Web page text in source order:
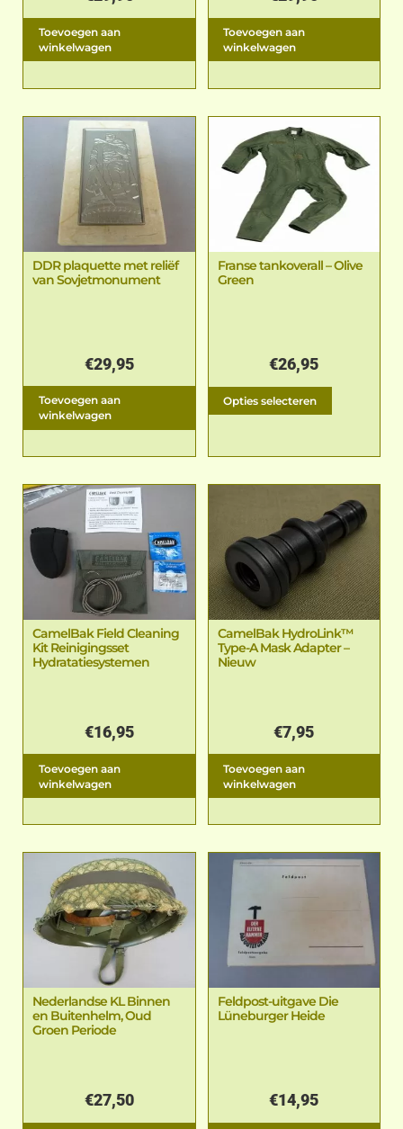
Toevoegen aan
winkelwagen
Toevoegen aan
winkelwagen
DDR plaquette met reliëf
van Sovjetmonument
€29,95
Toevoegen aan
winkelwagen
Franse tankoverall – Olive
Green
€26,95
Opties selecteren
CamelBak Field Cleaning
Kit Reinigingsset
Hydratatiesystemen
€16,95
Toevoegen aan
winkelwagen
CamelBak HydroLink™
Type-A Mask Adapter –
Nieuw
€7,95
Toevoegen aan
winkelwagen
Nederlandse KL Binnen
en Buitenhelm, Oud
Groen Periode
€27,50
Feldpost-uitgave Die
Lüneburger Heide
€14,95